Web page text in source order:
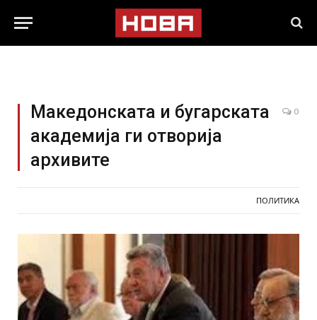
Македонската и бугарската
академија ги отворија
архивите
0
ПОЛИТИКА